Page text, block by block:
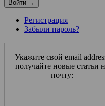
Регистрация
Забыли пароль?
Укажите свой email
получайте новые статьи
почту: